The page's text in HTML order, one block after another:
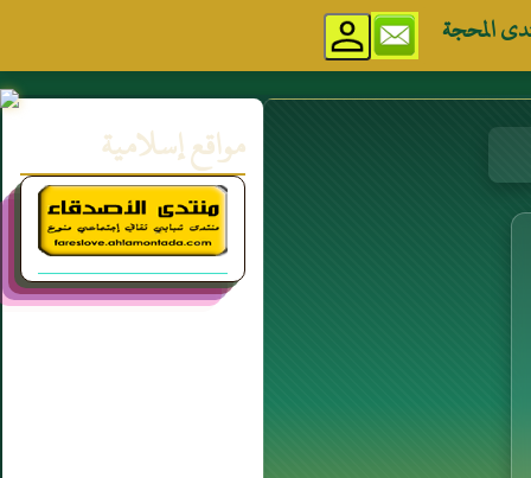
المحجة
مواقع إسلامية